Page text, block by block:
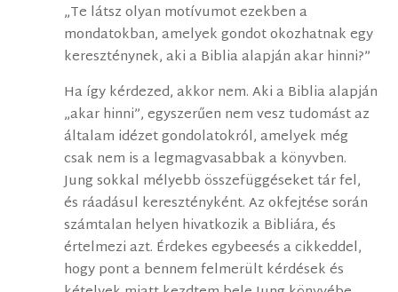
„Te látsz olyan motívumot ezekben a
mondatokban, amelyek gondot okozhatnak egy
kereszténynek, aki a Biblia alapján akar hinni?”
Ha így kérdezed, akkor nem. Aki a Biblia alapján
„akar hinni”, egyszerűen nem vesz tudomást az
általam idézet gondolatokról, amelyek még
csak nem is a legmagvasabbak a könyvben.
Jung sokkal mélyebb összefüggéseket tár fel,
és ráadásul keresztényként. Az okfejtése során
számtalan helyen hivatkozik a Bibliára, és
értelmezi azt. Érdekes egybeesés a cikkeddel,
hogy pont a bennem felmerült kérdések és